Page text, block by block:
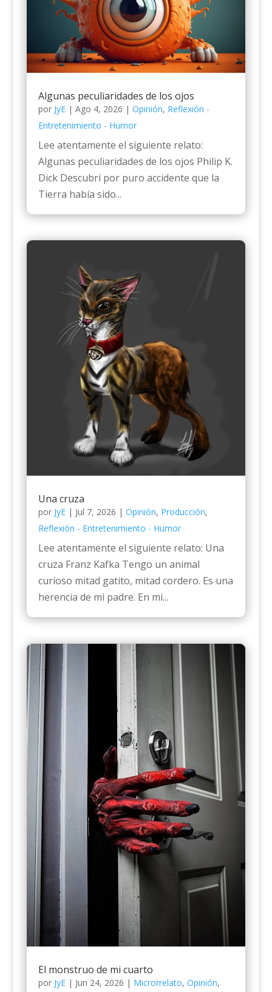
Algunas peculiaridades de los ojos
por JyE| Ago 4, 2026 | Opinión, Reflexión -
Entretenimiento - Humor
Lee atentamente el siguiente relato:
Algunas peculiaridades de los ojos Philip K.
Dick Descubrí por puro accidente que la
Tierra había sido...
Una cruza
por JyE| Jul 7, 2026 | Opinión, Producción,
Reflexión - Entretenimiento - Humor
Lee atentamente el siguiente relato: Una
cruza Franz Kafka Tengo un animal
curioso mitad gatito, mitad cordero. Es una
herencia de mi padre. En mi...
El monstruo de mi cuarto
por JyE| Jun 24, 2026 | Microrrelato, Opinión,